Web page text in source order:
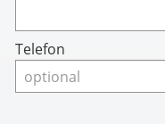
Telefon